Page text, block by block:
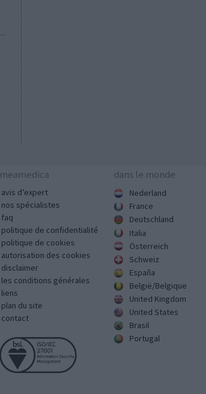
meamedica
avis d’expert
nos spécialistes
faq
politique de confidentialité
politique de cookies
autorisation des cookies
disclaimer
les conditions générales
liens
plan du site
contact
dans le monde
Nederland
France
Deutschland
Italia
Österreich
Schweiz
España
België/Belgique
United Kingdom
United States
Brasil
Portugal